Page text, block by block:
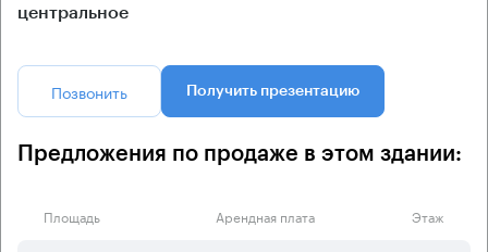
центральное
Позвонить Получить презентацию
Предложения по продаже в этом здании:
Площадь Арендная плата Этаж